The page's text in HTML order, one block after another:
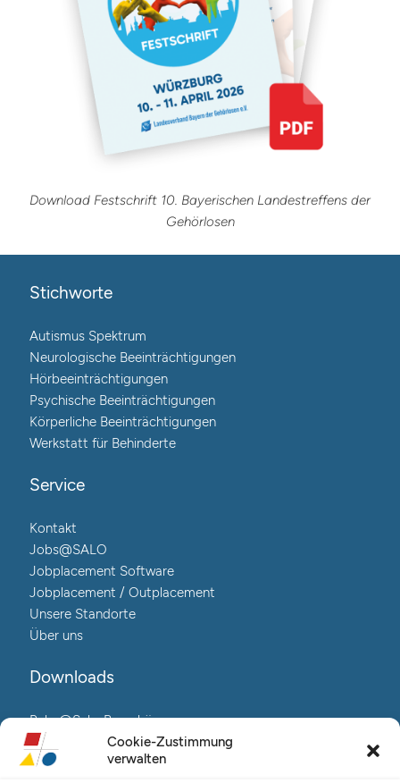
Cookie-Zustimmung
verwalten
Download Festschrift 10. Bayerischen Landestreffens der
Gehörlosen
Stichworte
Autismus Spektrum
Neurologische Beeinträchtigungen
Hörbeeinträchtigungen
Psychische Beeinträchtigungen
Körperliche Beeinträchtigungen
Werkstatt für Behinderte
Service
Kontakt
Jobs@SALO
Jobplacement Software
Jobplacement / Outplacement
Unsere Standorte
Über uns
Downloads
Reha@Salo-Broschüre
Neuro@Salo-Broschüre
AuReA@Salo-Broschüre